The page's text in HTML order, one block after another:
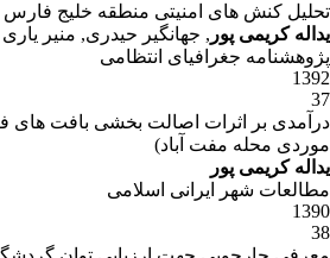
تحلیل کنش های امنیتی منطقه خلیج
یداله کریمی پور , جهانگیر حیدری, منیر یاری
پژوهشنامه جغرافیای انتظامی
1392
37
درآمدی بر اثرات اصالت بخشی بافت های
موردی محله مفت آباد)
یداله کریمی پور
مطالعات شهر ایرانی اسلامی
1390
38